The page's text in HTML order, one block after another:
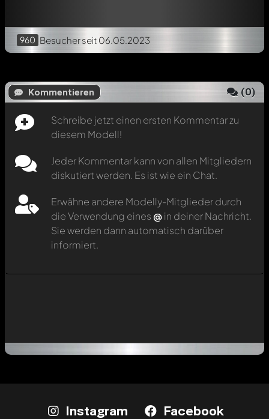
960 Besucherseit 06.05.2023
Kommentieren (0)
Schreibe jetzt einen ersten Kommentar zu
diesem Modell!
Jeder Kommentar kann von allen Mitgliedern
diskutiert werden. Es ist wie ein Chat.
Erwähne andere Modelly-Mitglieder durch
die Verwendung eines @in deiner Nachricht.
Sie werden dann automatisch darüber
informiert.
Instagram Facebook